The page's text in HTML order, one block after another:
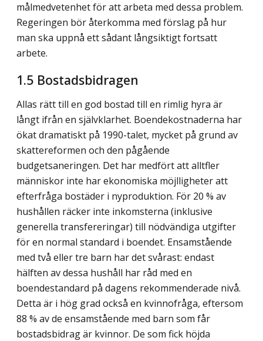
målmedvetenhet för att arbeta med dessa problem.
Regeringen bör återkomma med förslag på hur
man ska uppnå ett sådant långsiktigt fortsatt
arbete.
1.5 Bostadsbidragen
Allas rätt till en god bostad till en rimlig hyra är
långt ifrån en självklarhet. Boendekostnaderna har
ökat dramatiskt på 1990-talet, mycket på grund av
skattereformen och den pågående
budgetsaneringen. Det har medfört att alltfler
människor inte har ekonomiska möjlligheter att
efterfråga bostäder i nyproduktion. För 20 % av
hushållen räcker inte inkomsterna (inklusive
generella transfereringar) till nödvändiga utgifter
för en normal standard i boendet. Ensamstående
med två eller tre barn har det svårast: endast
hälften av dessa hushåll har råd med en
boendestandard på dagens rekommenderade nivå.
Detta är i hög grad också en kvinnofråga, eftersom
88 % av de ensamstående med barn som får
bostadsbidrag är kvinnor. De som fick höjda